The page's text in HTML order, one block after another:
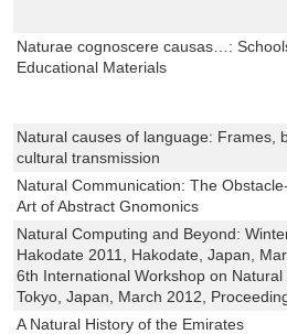
Naturae cognoscere causas…:
Educational Materials
Natural causes of language: Frames,
cultural transmission
Natural Communication: The
Art of Abstract Gnomonics
Natural Computing and Beyond:
Hakodate 2011, Hakodate, Japan,
6th International Workshop on Natural
Tokyo, Japan, March 2012,
A Natural History of the Emirates